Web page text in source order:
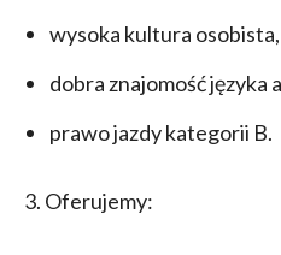
wysoka kultura osobista,
dobra znajomość języka
prawo jazdy kategorii B.
3. Oferujemy: